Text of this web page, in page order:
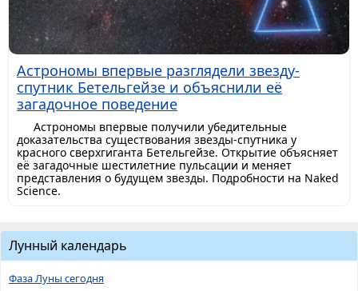
Астрономы впервые разглядели звезду-
спутник Бетельгейзе и объяснили её
загадочное поведение
Астрономы впервые получили убедительные
доказательства существования звезды-спутника у
красного сверхгиганта Бетельгейзе. Открытие объясняет
её загадочные шестилетние пульсации и меняет
представления о будущем звезды. Подробности на Naked
Science.
Лунный календарь
Фаза Луны сегодня